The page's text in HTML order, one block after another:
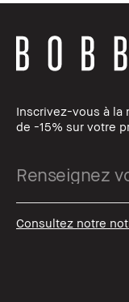
Inscrivez-vous à la
de -15% sur votre
Consultez notre